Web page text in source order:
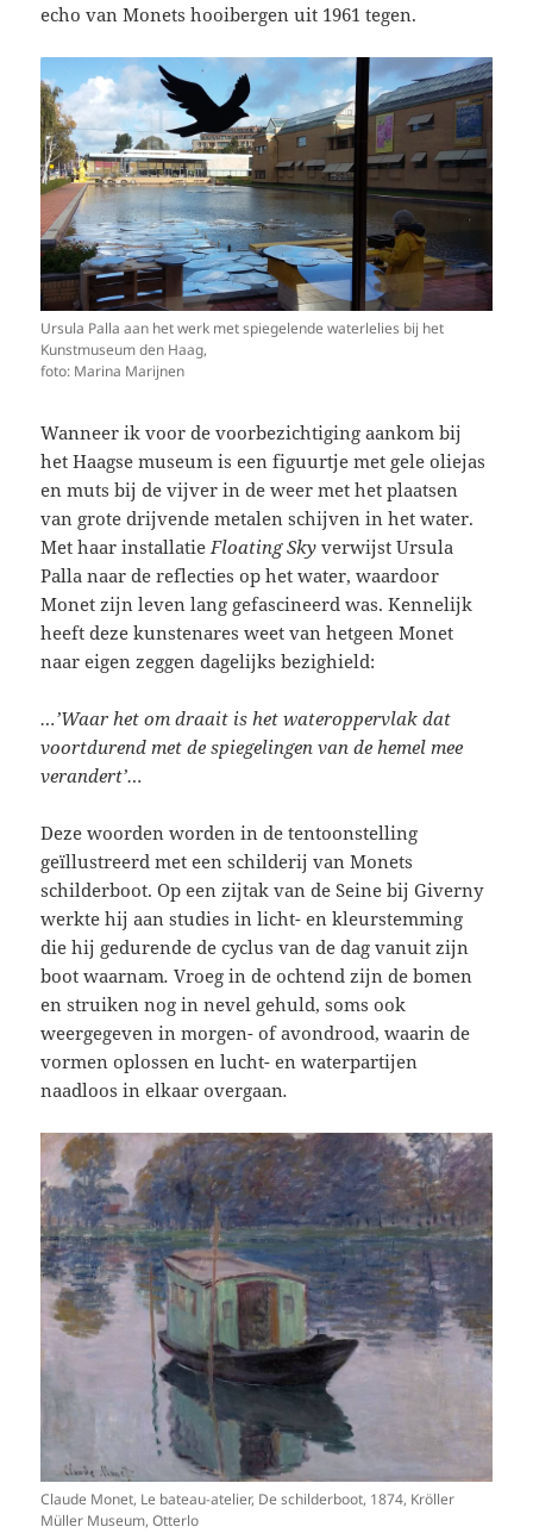
echo van Monets hooibergen uit 1961 tegen.
Ursula Palla aan het werk met spiegelende waterlelies bij het
Kunstmuseum den Haag,
foto: Marina Marijnen
Wanneer ik voor de voorbezichtiging aankom bij
het Haagse museum is een figuurtje met gele oliejas
en muts bij de vijver in de weer met het plaatsen
van grote drijvende metalen schijven in het water.
Met haar installatieFloating Sky verwijst Ursula
Palla naar de reflecties op het water, waardoor
Monet zijn leven lang gefascineerd was. Kennelijk
heeft deze kunstenares weet van hetgeen Monet
naar eigen zeggen dagelijks bezighield:
…’Waar het om draait is het wateroppervlak dat
voortdurend met de spiegelingen van de hemel mee
verandert’…
Deze woorden worden in de tentoonstelling
geïllustreerd met een schilderij van Monets
schilderboot. Op een zijtak van de Seine bij Giverny
werkte hij aan studies in licht- en kleurstemming
die hij gedurende de cyclus van de dag vanuit zijn
boot waarnam.Vroeg in de ochtend zijn de bomen
en struiken nog in nevel gehuld, soms ook
weergegeven in morgen- of avondrood, waarin de
vormen oplossen en lucht- en waterpartijen
naadloos in elkaar overgaan.
Claude Monet, Le bateau-atelier, De schilderboot, 1874, Kröller
Müller Museum, Otterlo